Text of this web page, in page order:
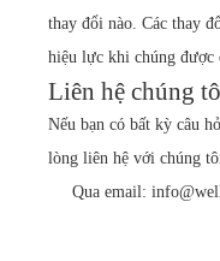
thay đổi nào. Các thay
hiệu lực khi chúng được
Liên hệ chúng
Nếu bạn có bất kỳ câu
lòng liên hệ với chúng
Qua email: